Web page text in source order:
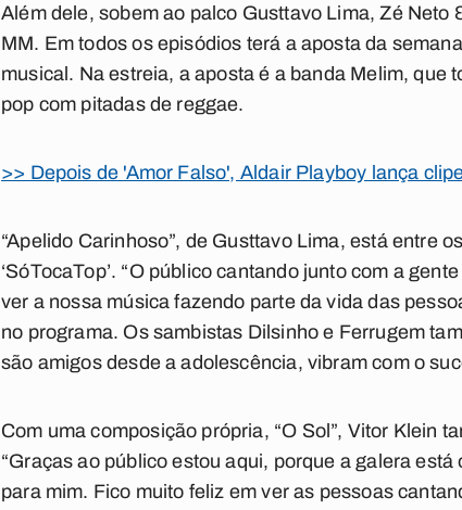
Além dele, sobem ao palco Gusttavo Lima, Zé
MM. Em todos os episódios terá a aposta da
musical. Na estreia, a aposta é a banda Melim, que
pop com pitadas de reggae.
>> Depois de 'Amor Falso', Aldair Playboy lança
“Apelido Carinhoso”, de Gusttavo Lima, está entre
‘SóTocaTop’. “O público cantando junto com a
ver a nossa música fazendo parte da vida das
no programa. Os sambistas Dilsinho e Ferrugem
são amigos desde a adolescência, vibram com o
Com uma composição própria, “O Sol”, Vitor Klein
“Graças ao público estou aqui, porque a galera está
para mim. Fico muito feliz em ver as pessoas